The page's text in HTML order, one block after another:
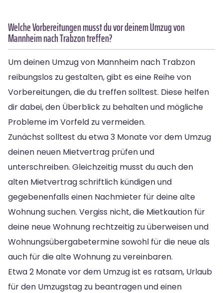
Welche Vorbereitungen musst du vor deinem Umzug von
Mannheim nach Trabzon treffen?
Um deinen Umzug von Mannheim nach Trabzon
reibungslos zu gestalten, gibt es eine Reihe von
Vorbereitungen, die du treffen solltest. Diese helfen
dir dabei, den Überblick zu behalten und mögliche
Probleme im Vorfeld zu vermeiden.
Zunächst solltest du etwa 3 Monate vor dem Umzug
deinen neuen Mietvertrag prüfen und
unterschreiben. Gleichzeitig musst du auch den
alten Mietvertrag schriftlich kündigen und
gegebenenfalls einen Nachmieter für deine alte
Wohnung suchen. Vergiss nicht, die Mietkaution für
deine neue Wohnung rechtzeitig zu überweisen und
Wohnungsübergabetermine sowohl für die neue als
auch für die alte Wohnung zu vereinbaren.
Etwa 2 Monate vor dem Umzug ist es ratsam, Urlaub
für den Umzugstag zu beantragen und einen